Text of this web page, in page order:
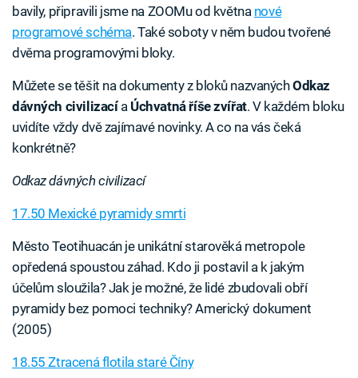
bavily, připravili jsme na ZOOMu od května nové
programové schéma. Také soboty v něm budou tvořené
dvěma programovými bloky.
Můžete se těšit na dokumenty z bloků nazvanýchOdkaz
dávných civilizacía Úchvatná říše zvířat. V každém bloku
uvidíte vždy dvě zajímavé novinky. A co na vás čeká
konkrétně?
Odkaz dávných civilizací
17.50 Mexické pyramidy smrti
Město Teotihuacán je unikátní starověká metropole
opředená spoustou záhad. Kdo ji postavil a k jakým
účelům sloužila? Jak je možné, že lidé zbudovali obří
pyramidy bez pomoci techniky? Americký dokument
(2005)
18.55 Ztracená flotila staré Číny